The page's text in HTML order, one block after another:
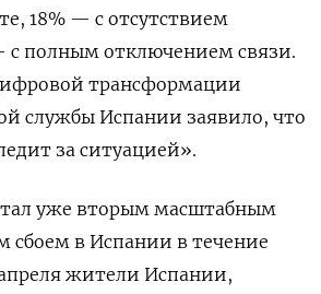
18% — с отсутствием
с полным отключением связи.
трансформации
службы Испании заявило, что
за ситуацией».
уже вторым масштабным
сбоем в Испании в течение
жители Испании,